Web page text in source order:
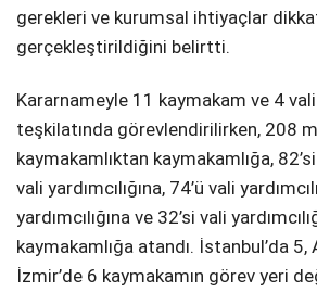
gerekleri ve kurumsal ihtiyaçlar
gerçekleştirildiğini belirtti.
Kararnameyle 11 kaymakam ve 4 vali
teşkilatında görevlendirilirken, 208
kaymakamlıktan kaymakamlığa,
vali yardımcılığına, 74’ü vali
yardımcılığına ve 32’si vali
kaymakamlığa atandı. İstanbul’da 5,
İzmir’de 6 kaymakamın görev yeri